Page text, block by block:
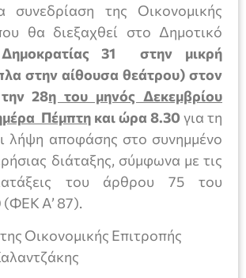
συνεδρίαση της Οικονομικής
θα διεξαχθεί στο Δημοτικό
Δημοκρατίας 31 στην μικρή
στην αίθουσα θεάτρου) στον
28η του μηνός Δεκεμβρίου
Πέμπτη και ώρα 8.30 για τη
λήψη αποφάσης στο συνημμένο
διάταξης, σύμφωνα με τις
του άρθρου 75 του
Α’ 87).
Οικονομικής Επιτροπής